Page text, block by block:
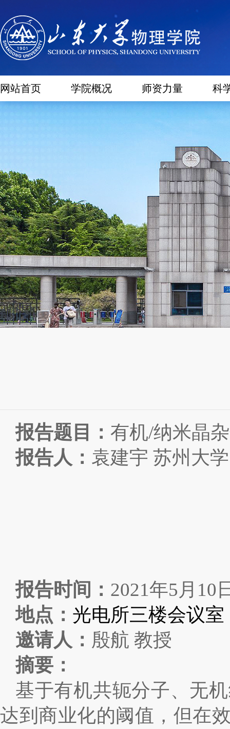
网站首页 学院概况 师资力量 科
报告题目： 有机/纳米晶
报告人： 袁建宇 苏州大学
报告时间： 2021年5 月 10
地点： 光电所三楼会议室
邀请人： 殷航 教授
摘要：
基于有机共轭分子、无
达到商业化的阈值，但在